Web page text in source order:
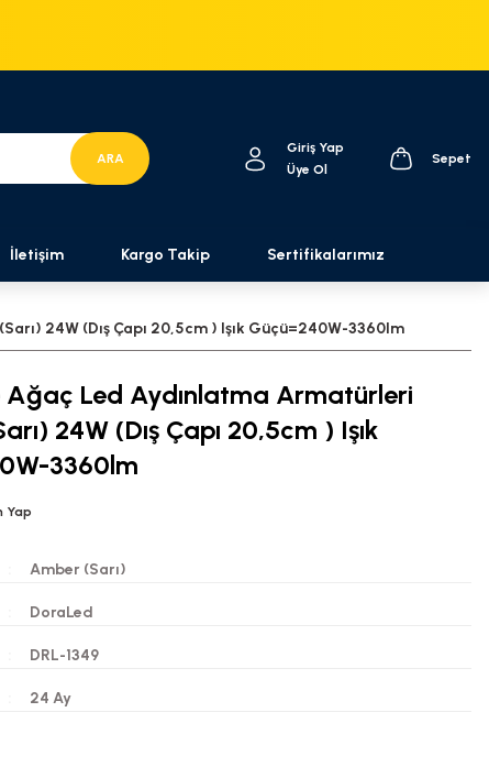
ARA
Giriş Yap
Üye Ol
Sepet
İletişim Kargo Takip Sertifikalarımız
24W (Dış Çapı 20,5cm ) Işık Güçü=240W-3360lm
Ağaç Led Aydınlatma Armatürleri
24W (Dış Çapı 20,5cm ) Işık
3360lm
Yap
Amber (Sarı)
DoraLed
DRL-1349
24 Ay